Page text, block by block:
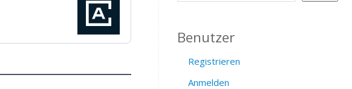
Benutzer
Registrieren
Anmelden